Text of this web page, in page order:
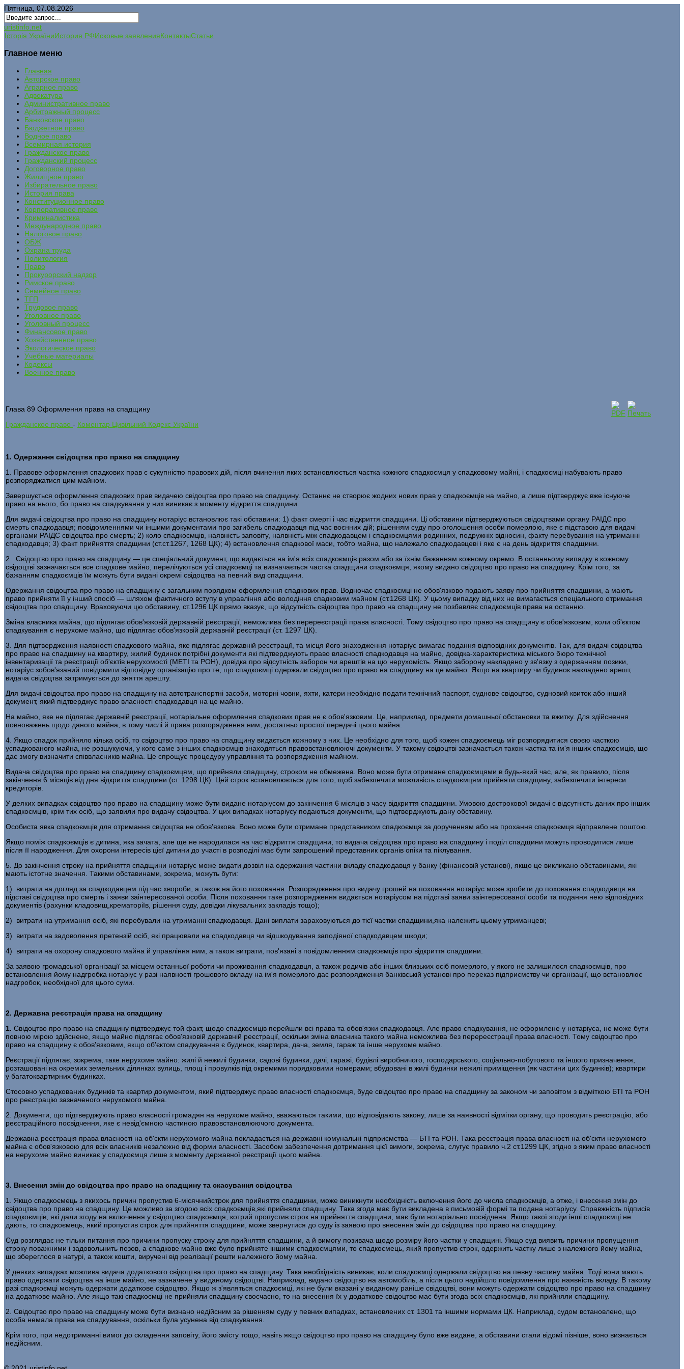
Пятница, 07.08.2026
uristinfo.net
Історія УкраїниИстория РФИсковые заявленияКонтактыСтатьи
Главное меню
Главная
Авторское право
Аграрное право
Адвокатура
Административное право
Арбитражный процесс
Банковское право
Бюджетное право
Водное право
Всемирная история
Гражданское право
Гражданский процесс
Договорное право
Жилищное право
Избирательное право
История права
Конституционное право
Корпоративное право
Криминалистика
Международное право
Налоговое право
ОБЖ
Охрана труда
Политология
Право
Прокурорский надзор
Римское право
Семейное право
ТГП
Трудовое право
Уголовное право
Уголовный процесс
Финансовое право
Хозяйственное право
Экологическое право
Учебные материалы
Кодексы
Военное право
Глава 89 Оформлення права на спадщину
Гражданское право - Коментар Цивільний Кодекс України
1. Одержання свідоцтва про право на спадщину
1. Правове оформлення спадкових прав є сукупністю правових дій, після вчинення яких встановлюється частка кожного спадкоємця у спадковому майні, і спадкоємці набувають право
розпоряджатися цим майном.
Завершується оформлення спадкових прав видачею свідоцтва про право на спадщину. Останнє не створює жодних нових прав у спадкоємців на майно, а лише підтверджує вже існуюче
право на нього, бо право на спадкування у них виникає з моменту відкриття спадщини.
Для видачі свідоцтва про право на спадщину нотаріус встановлює такі обставини: 1) факт смерті і час відкриття спадщини. Ці обставини підтверджуються свідоцтвами органу РАІДС про
смерть спадкодавця; повідомленнями чи іншими документами про загибель спадкодавця під час воєнних дій; рішенням суду про оголошення особи померлою, яке є підставою для видачі
органами РАІДС свідоцтва про смерть; 2) коло спадкоємців, наявність заповіту, наявність між спадкодавцем і спадкоємцями родинних, подружніх відносин, факту перебування на утриманні
спадкодавця; 3) факт прийняття спадщини (ст.ст.1267, 1268 ЦК); 4) встановлення спадкової маси, тобто майна, що належало спадкодавцеві і яке є на день відкриття спадщини.
2. Свідоцтво про право на спадщину — це спеціальний документ, що видається на ім'я всіх спадкоємців разом або за їхнім бажанням кожному окремо. В останньому випадку в кожному
свідоцтві зазначається все спадкове майно, перелічуються усі спадкоємці та визначається частка спадщини спадкоємця, якому видано свідоцтво про право на спадщину. Крім того, за
бажанням спадкоємців їм можуть бути видані окремі свідоцтва на певний вид спадщини.
Одержання свідоцтва про право на спадщину є загальним порядком оформлення спадкових прав. Водночас спадкоємці не обов'язково подають заяву про прийняття спадщини, а мають
право прийняти її у інший спосіб — шляхом фактичного вступу в управління або володіння спадковим майном (ст.1268 ЦК). У цьому випадку від них не вимагається спеціального отримання
свідоцтва про спадщину. Враховуючи цю обставину, ст.1296 ЦК прямо вказує, що відсутність свідоцтва про право на спадщину не позбавляє спадкоємців права на останню.
Зміна власника майна, що підлягає обов'язковій державній реєстрації, неможлива без перереєстрації права власності. Тому свідоцтво про право на спадщину є обов'язковим, коли об'єктом
спадкування є нерухоме майно, що підлягає обов'язковій державній реєстрації (ст. 1297 ЦК).
3. Для підтвердження наявності спадкового майна, яке підлягає державній реєстрації, та місця його знаходження нотаріус вимагає подання відповідних документів. Так, для видачі свідоцтва
про право на спадщину на квартиру, жилий будинок потрібні документи які підтверджують право власності спадкодавця на майно, довідка-характеристика міського бюро технічної
інвентаризації та реєстрації об'єктів нерухомості (МЕТІ та РОН), довідка про відсутність заборон чи арештів на цю нерухомість. Якщо заборону накладено у зв'язку з одержанням позики,
нотаріус зобов'язаний повідомити відповідну організацію про те, що спадкоємці одержали свідоцтво про право на спадщину на це майно. Якщо на квартиру чи будинок накладено арешт,
видача свідоцтва затримується до зняття арешту.
Для видачі свідоцтва про право на спадщину на автотранспортні засоби, моторні човни, яхти, катери необхідно подати технічний паспорт, суднове свідоцтво, судновий квиток або інший
документ, який підтверджує право власності спадкодавця на це майно.
На майно, яке не підлягає державній реєстрації, нотаріальне оформлення спадкових прав не є обов'язковим. Це, наприклад, предмети домашньої обстановки та вжитку. Для здійснення
повноважень щодо даного майна, в тому числі й права розпорядження ним, достатньо простої передачі цього майна.
4. Якщо спадок прийняло кілька осіб, то свідоцтво про право на спадщину видається кожному з них. Це необхідно для того, щоб кожен спадкоємець міг розпорядитися своєю часткою
успадкованого майна, не розшукуючи, у кого саме з інших спадкоємців знаходяться правовстановлюючі документи. У такому свідоцтві зазначається також частка та ім'я інших спадкоємців, що
дає змогу визначити співвласників майна. Це спрощує процедуру управління та розпорядження майном.
Видача свідоцтва про право на спадщину спадкоємцям, що прийняли спадщину, строком не обмежена. Воно може бути отримане спадкоємцями в будь-який час, але, як правило, після
закінчення 6 місяців від дня відкриття спадщини (ст. 1298 ЦК). Цей строк встановлюється для того, щоб забезпечити можливість спадкоємцям прийняти спадщину, забезпечити інтереси
кредиторів.
У деяких випадках свідоцтво про право на спадщину може бути видане нотаріусом до закінчення 6 місяців з часу відкриття спадщини. Умовою дострокової видачі є відсутність даних про інших
спадкоємців, крім тих осіб, що заявили про видачу свідоцтва. У цих випадках нотаріусу подаються документи, що підтверджують дану обставину.
Особиста явка спадкоємців для отримання свідоцтва не обов'язкова. Воно може бути отримане представником спадкоємця за дорученням або на прохання спадкоємця відправлене поштою.
Якщо поміж спадкоємців є дитина, яка зачата, але ще не народилася на час відкриття спадщини, то видача свідоцтва про право на спадщину і поділ спадщини можуть проводитися лише
після її народження. Для охорони інтересів цієї дитини до участі в розподілі має бути запрошений представник органів опіки та піклування.
5. До закінчення строку на прийняття спадщини нотаріус може видати дозвіл на одержання частини вкладу спадкодавця у банку (фінансовій установі), якщо це викликано обставинами, які
мають істотне значення. Такими обставинами, зокрема, можуть бути:
1) витрати на догляд за спадкодавцем під час хвороби, а також на його поховання. Розпорядження про видачу грошей на поховання нотаріус може зробити до поховання спадкодавця на
підставі свідоцтва про смерть і заяви заінтересованої особи. Після поховання таке розпорядження видається нотаріусом на підставі заяви заінтересованої особи та подання нею відповідних
документів (рахунки кладовищ,крематоріїв, рішення суду, довідки лікувальних закладів тощо);
2) витрати на утримання осіб, які перебували на утриманні спадкодавця. Дані виплати зараховуються до тієї частки спадщини,яка належить цьому утриманцеві;
3) витрати на задоволення претензій осіб, які працювали на спадкодавця чи відшкодування заподіяної спадкодавцем шкоди;
4) витрати на охорону спадкового майна й управління ним, а також витрати, пов'язані з повідомленням спадкоємців про відкриття спадщини.
За заявою громадської організації за місцем останньої роботи чи проживання спадкодавця, а також родичів або інших близьких осіб померлого, у якого не залишилося спадкоємців, про
встановлення йому надгробка нотаріус у разі наявності грошового вкладу на ім'я померлого дає розпорядження банківській установі про переказ підприємству чи організації, що встановлює
надгробок, необхідної для цього суми.
2. Державна реєстрація права на спадщину
1. Свідоцтво про право на спадщину підтверджує той факт, щодо спадкоємців перейшли всі права та обов'язки спадкодавця. Але право спадкування, не оформлене у нотаріуса, не може бути
повною мірою здійснене, якщо майно підлягає обов'язковій державній реєстрації, оскільки зміна власника такого майна неможлива без перереєстрації права власності. Тому свідоцтво про
право на спадщину є обов'язковим, якщо об'єктом спадкування є будинок, квартира, дача, земля, гараж та інше нерухоме майно.
Реєстрації підлягає, зокрема, таке нерухоме майно: жилі й нежилі будинки, садові будинки, дачі, гаражі, будівлі виробничого, господарського, соціально-побутового та іншого призначення,
розташовані на окремих земельних ділянках вулиць, площ і провулків під окремими порядковими номерами; вбудовані в жилі будинки нежилі приміщення (як частини цих будинків); квартири
у багатоквартирних будинках.
Стосовно успадкованих будинків та квартир документом, який підтверджує право власності спадкоємця, буде свідоцтво про право на спадщину за законом чи заповітом з відміткою БТІ та РОН
про реєстрацію зазначеного нерухомого майна.
2. Документи, що підтверджують право власності громадян на нерухоме майно, вважаються такими, що відповідають закону, лише за наявності відмітки органу, що проводить реєстрацію, або
реєстраційного посвідчення, яке є невід'ємною частиною правовстановлюючого документа.
Державна реєстрація права власності на об'єкти нерухомого майна покладається на державні комунальні підприємства — БТІ та РОН. Така реєстрація права власності на об'єкти нерухомого
майна є обов'язковою для всіх власників незалежно від форми власності. Засобом забезпечення дотримання цієї вимоги, зокрема, слугує правило ч.2 ст.1299 ЦК, згідно з яким право власності
на нерухоме майно виникає у спадкоємця лише з моменту державної реєстрації цього майна.
3. Внесення змін до свідоцтва про право на спадщину та скасування свідоцтва
1. Якщо спадкоємець з якихось причин пропустив 6-місячнийстрок для прийняття спадщини, може виникнути необхідність включення його до числа спадкоємців, а отже, і внесення змін до
свідоцтва про право на спадщину. Це можливо за згодою всіх спадкоємців,які прийняли спадщину. Така згода має бути викладена в письмовій формі та подана нотаріусу. Справжність підписів
спадкоємців, які дали згоду на включення у свідоцтво спадкоємця, котрий пропустив строк на прийняття спадщини, має бути нотаріально посвідчена. Якщо такої згоди інші спадкоємці не
дають, то спадкоємець, який пропустив строк для прийняття спадщини, може звернутися до суду із заявою про внесення змін до свідоцтва про право на спадщину.
Суд розглядає не тільки питання про причини пропуску строку для прийняття спадщини, а й вимогу позивача щодо розміру його частки у спадщині. Якщо суд виявить причини пропущення
строку поважними і задовольнить позов, а спадкове майно вже було прийняте іншими спадкоємцями, то спадкоємець, який пропустив строк, одержить частку лише з належного йому майна,
що збереглося в натурі, а також кошти, виручені від реалізації решти належного йому майна.
У деяких випадках можлива видача додаткового свідоцтва про право на спадщину. Така необхідність виникає, коли спадкоємці одержали свідоцтво на певну частину майна. Тоді вони мають
право одержати свідоцтва на інше майно, не зазначене у виданому свідоцтві. Наприклад, видано свідоцтво на автомобіль, а після цього надійшло повідомлення про наявність вкладу. В такому
разі спадкоємці можуть одержати додаткове свідоцтво. Якщо ж з'являться спадкоємці, які не були вказані у виданому раніше свідоцтві, вони можуть одержати свідоцтво про право на спадщину
на додаткове майно. Але якщо такі спадкоємці не прийняли спадщину своєчасно, то на внесення їх у додаткове свідоцтво має бути згода всіх спадкоємців, які прийняли спадщину.
2. Свідоцтво про право на спадщину може бути визнано недійсним за рішенням суду у певних випадках, встановлених ст. 1301 та іншими нормами ЦК. Наприклад, судом встановлено, що
особа немала права на спадкування, оскільки була усунена від спадкування.
Крім того, при недотриманні вимог до складення заповіту, його змісту тощо, навіть якщо свідоцтво про право на спадщину було вже видане, а обставини стали відомі пізніше, воно визнається
недійсним.